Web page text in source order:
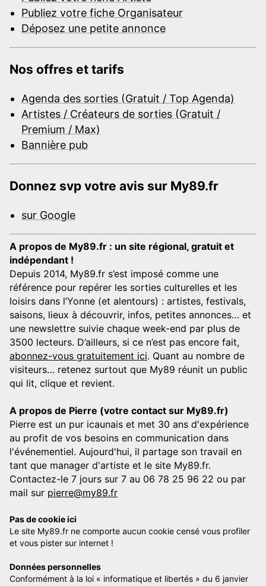
Publiez votre fiche Organisateur
Déposez une petite annonce
Nos offres et tarifs
Agenda des sorties (Gratuit / Top Agenda)
Artistes / Créateurs de sorties (Gratuit /
Premium / Max)
Bannière pub
Donnez svp votre avis sur My89.fr
sur Google
A propos de My89.fr : un site régional, gratuit et
indépendant !
Depuis 2014, My89.fr s’est imposé comme une
référence pour repérer les sorties culturelles et les
loisirs dans l’Yonne (et alentours) : artistes, festivals,
saisons, lieux à découvrir, infos, petites annonces… et
une newslettre suivie chaque week-end par plus de
3500 lecteurs. D’ailleurs, si ce n’est pas encore fait,
abonnez-vous gratuitement ici. Quant au nombre de
visiteurs… retenez surtout que My89 réunit un public
qui lit, clique et revient.
A propos de Pierre (votre contact sur My89.fr)
Pierre est un pur icaunais et met 30 ans d'expérience
au profit de vos besoins en communication dans
l'événementiel. Aujourd'hui, il partage son travail en
tant que manager d'artiste et le site My89.fr.
Contactez-le 7 jours sur 7 au 06 78 25 96 22 ou par
mail sur pierre@my89.fr
Pas de cookie ici
Le site My89.fr ne comporte aucun cookie censé vous profiler
et vous pister sur internet !
Données personnelles
Conformément à la loi « informatique et libertés » du 6 janvier